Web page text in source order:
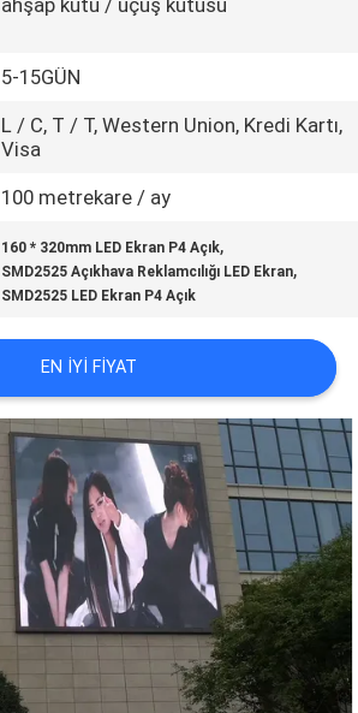
ahşap kutu / uçuş kutusu
5-15GÜN
L / C, T / T, Western Union, Kredi Kartı,
Visa
100 metrekare / ay
160 * 320mm LED Ekran P4 Açık,
SMD2525 Açıkhava Reklamcılığı LED Ekran,
SMD2525 LED Ekran P4 Açık
EN IYI FIYAT